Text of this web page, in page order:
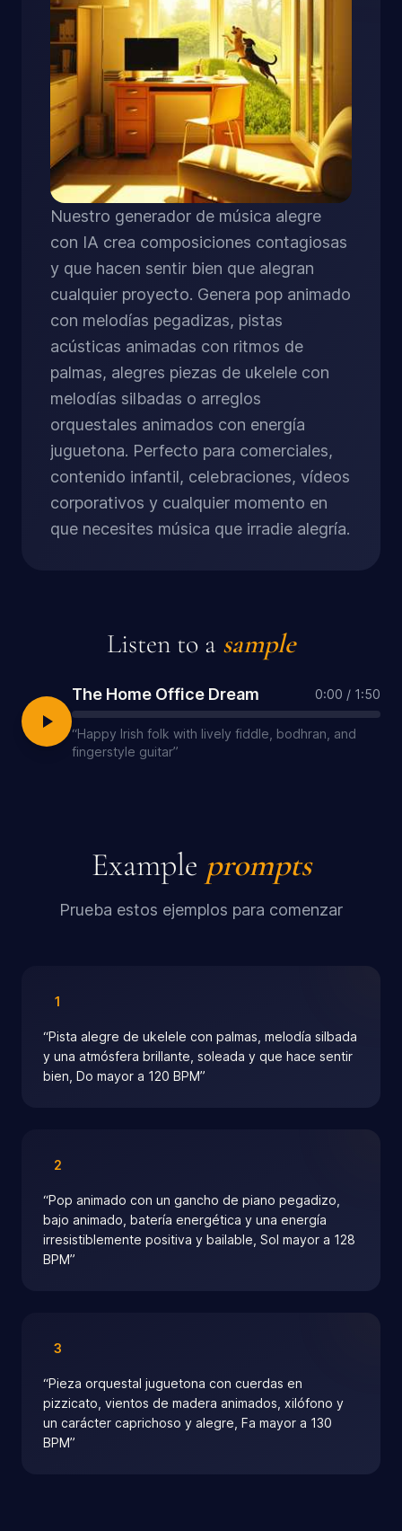
Nuestro generador de música alegre
con IA crea composiciones contagiosas
y que hacen sentir bien que alegran
cualquier proyecto. Genera pop animado
con melodías pegadizas, pistas
acústicas animadas con ritmos de
palmas, alegres piezas de ukelele con
melodías silbadas o arreglos
orquestales animados con energía
juguetona. Perfecto para comerciales,
contenido infantil, celebraciones, vídeos
corporativos y cualquier momento en
que necesites música que irradie alegría.
Listen to a sample
The Home Office Dream 0:00 / 1:50
“Happy Irish folk with lively fiddle, bodhran, and
fingerstyle guitar”
Example prompts
Prueba estos ejemplos para comenzar
1
“Pista alegre de ukelele con palmas, melodía silbada
y una atmósfera brillante, soleada y que hace sentir
bien, Do mayor a 120 BPM”
2
“Pop animado con un gancho de piano pegadizo,
bajo animado, batería energética y una energía
irresistiblemente positiva y bailable, Sol mayor a 128
BPM”
3
“Pieza orquestal juguetona con cuerdas en
pizzicato, vientos de madera animados, xilófono y
un carácter caprichoso y alegre, Fa mayor a 130
BPM”